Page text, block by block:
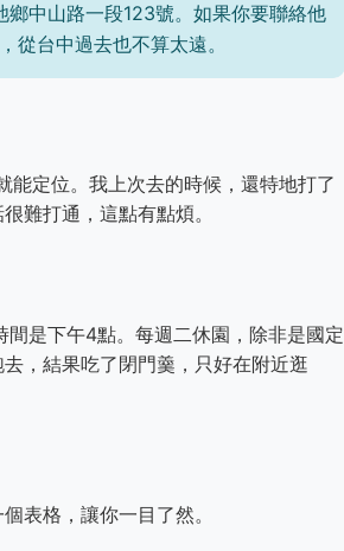
中山路一段123號。如果你要聯絡他
台中過去也不算太遠。
定位。我上次去的時候，還特地打了
難打通，這點有點煩。
是下午4點。每週二休園，除非是國定
，結果吃了閉門羹，只好在附近逛
表格，讓你一目了然。